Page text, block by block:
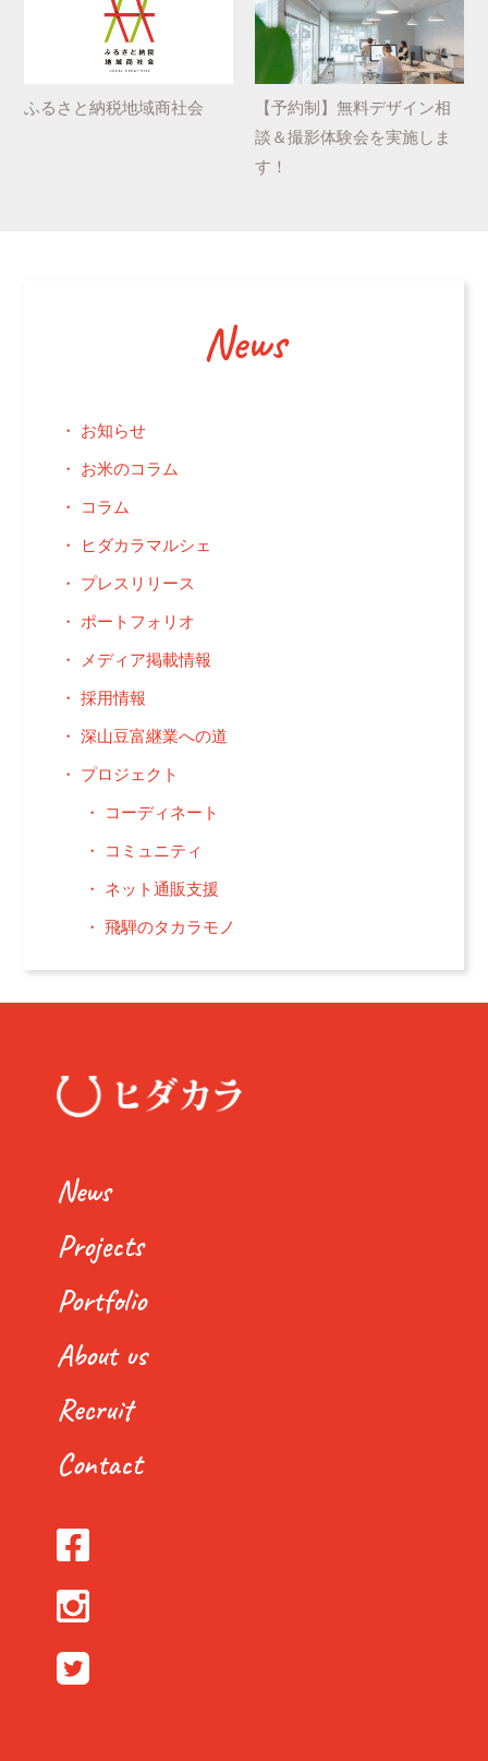
ふるさと納税地域商社会
【予約制】無料デザイン相
談＆撮影体験会を実施しま
す！
News
お知らせ
お米のコラム
コラム
ヒダカラマルシェ
プレスリリース
ポートフォリオ
メディア掲載情報
採用情報
深山豆富継業への道
プロジェクト
コーディネート
コミュニティ
ネット通販支援
飛騨のタカラモノ
News
Projects
Portfolio
About us
Recruit
Contact